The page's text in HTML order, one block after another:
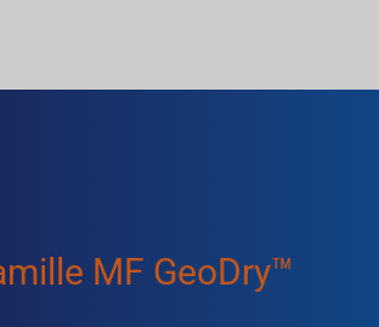
MF GeoDry™